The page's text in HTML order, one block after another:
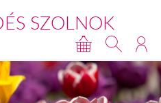
SZOLNOK